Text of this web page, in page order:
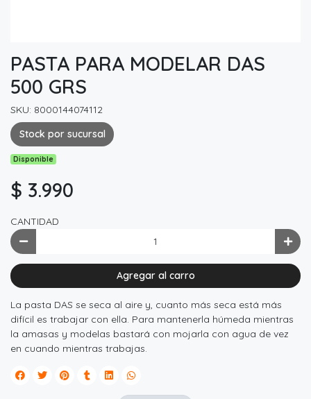
PASTA PARA MODELAR DAS
500 GRS
SKU: 8000144074112
Stock por sucursal
Disponible
$ 3.990
CANTIDAD
Agregar al carro
La pasta DAS se seca al aire y, cuanto más seca está más
difícil es trabajar con ella. Para mantenerla húmeda mientras
la amasas y modelas bastará con mojarla con agua de vez
en cuando mientras trabajas.